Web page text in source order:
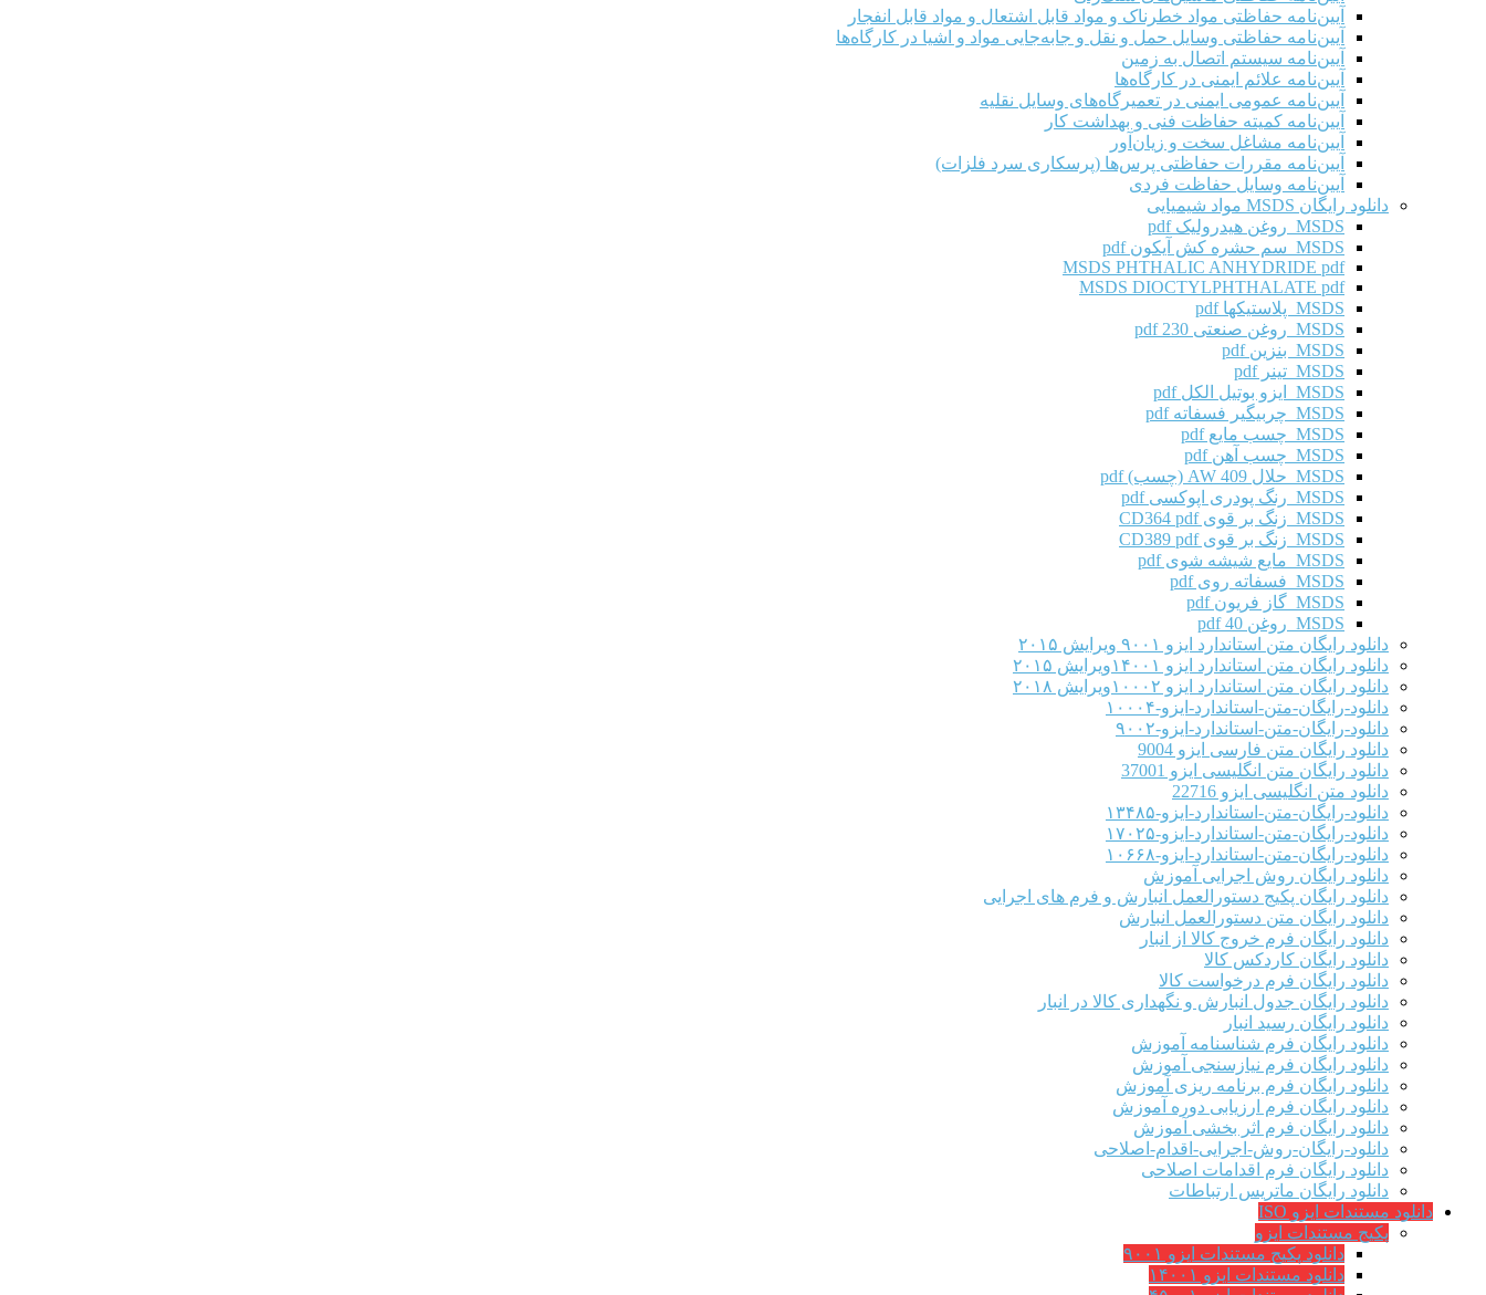
آیین‌نامه حفاظتی مواد خطرناک و مواد قابل اشتعال و مواد قابل انفجار
آیین‌نامه حفاظتی وسایل حمل و نقل و جابه‌جایی مواد و اشیا در کارگاه‌ها
آیین‌نامه سیستم اتصال به زمین
آیین‌نامه علائم ایمنی در کارگاه‌ها
آیین‌نامه عمومی ایمنی در تعمیرگاه‌های وسایل نقلیه
آیین‌نامه کمیته حفاظت فنی و بهداشت کار
آیین‌نامه مشاغل سخت و زیان‌آور
آیین‌نامه مقررات حفاظتی پرس‌ها (پرسکاری سرد فلزات)
آیین‌نامه وسایل حفاظت فردی
دانلود رایگان MSDS مواد شیمیایی
MSDS روغن هیدرولیک pdf
MSDS سم حشره کش آیکون pdf
MSDS PHTHALIC ANHYDRIDE pdf
MSDS DIOCTYLPHTHALATE pdf
MSDS پلاستیکها pdf
MSDS روغن صنعتی 230 pdf
MSDS بنزین pdf
MSDS تینر pdf
MSDS ایزو بوتیل الکل pdf
MSDS چربیگیر فسفاته pdf
MSDS چسب مایع pdf
MSDS چسب آهن pdf
MSDS حلال AW 409 (چسب) pdf
MSDS رنگ پودری اپوکسی pdf
MSDS زنگ بر قوی CD364 pdf
MSDS زنگ بر قوی CD389 pdf
MSDS مایع شیشه شوی pdf
MSDS فسفاته روی pdf
MSDS گاز فریون pdf
MSDS روغن 40 pdf
دانلود رایگان متن استاندارد ایزو ۹۰۰۱ ویرایش ۲۰۱۵
دانلود رایگان متن استاندارد ایزو ۱۴۰۰۱ویرایش ۲۰۱۵
دانلود رایگان متن استاندارد ایزو ۱۰۰۰۲ویرایش ۲۰۱۸
دانلود-رایگان-متن-استاندارد-ایزو-۱۰۰۰۴
دانلود-رایگان-متن-استاندارد-ایزو-۹۰۰۲
دانلود رایگان متن فارسی ایزو 9004
دانلود رایگان متن انگلیسی ایزو 37001
دانلود متن انگلیسی ایزو 22716
دانلود-رایگان-متن-استاندارد-ایزو-۱۳۴۸۵
دانلود-رایگان-متن-استاندارد-ایزو-۱۷۰۲۵
دانلود-رایگان-متن-استاندارد-ایزو-۱۰۶۶۸
دانلود رایگان روش اجرایی آموزش
دانلود رایگان پکیج دستورالعمل انبارش و فرم های اجرایی
دانلود رایگان متن دستورالعمل انبارش
دانلود رایگان فرم خروج کالا از انبار
دانلود رایگان کاردکس کالا
دانلود رایگان فرم درخواست کالا
دانلود رایگان جدول انبارش و نگهداری کالا در انبار
دانلود رایگان رسید انبار
دانلود رایگان فرم شناسنامه آموزش
دانلود رایگان فرم نیازسنجی آموزش
دانلود رایگان فرم برنامه ریزی آموزش
دانلود رایگان فرم ارزیابی دوره آموزش
دانلود رایگان فرم اثر بخشی آموزش
دانلود-رایگان-روش-اجرایی-اقدام-اصلاحی
دانلود رایگان فرم اقدامات اصلاحی
دانلود رایگان ماتریس ارتباطات
دانلود مستندات ایزو ISO
پکیج مستندات ایزو
دانلود پکیج مستندات ایزو ۹۰۰۱
دانلود مستندات ایزو ۱۴۰۰۱